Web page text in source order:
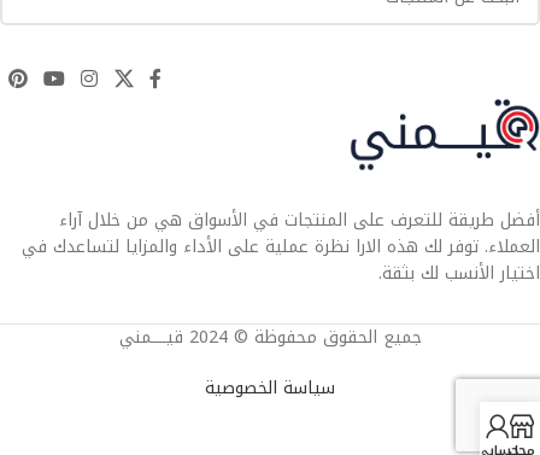
أفضل طريقة للتعرف على المنتجات في الأسواق هي من خلال آراء
العملاء. توفر لك هذه الارا نظرة عملية على الأداء والمزايا لتساعدك في
اختيار الأنسب لك بثقة.
جميع الحقوق محفوظة © 2024 قيــــمني
سياسة الخصوصية